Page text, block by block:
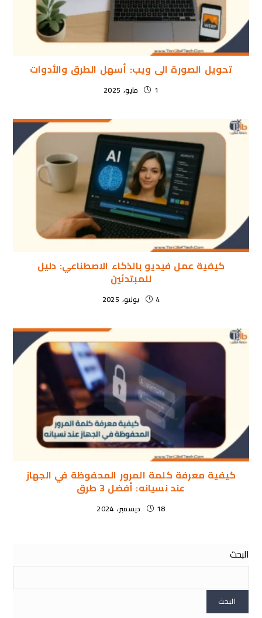
تحويل الصورة الى ويب: أسهل الطرق والأدوات
1 مايو، 2025
كيفية عمل فيديو بالذكاء الاصطناعي: دليل
للمبتدئين
4 يوليو، 2025
كيفية معرفة كلمة المرور المحفوظة في الجهاز
عند نسيانه: أفضل 3 طرق
18 ديسمبر، 2024
البحث
البحث